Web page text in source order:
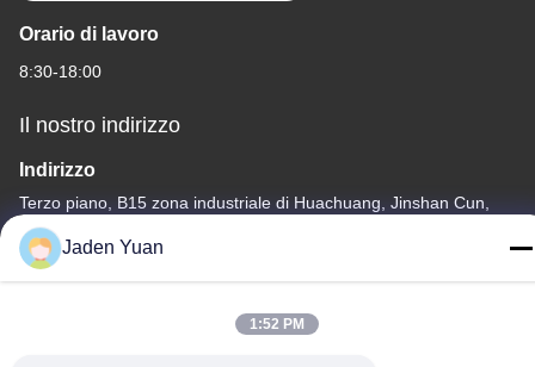
Orario di lavoro
8:30-18:00
Il nostro indirizzo
Indirizzo
Terzo piano, B15 zona industriale di Huachuang, Jinshan Cun,
città di Shiji, distretto di Panyu, Guangzhou, Guangdong Cina
Telefono
Jaden Yuan
1:52 PM